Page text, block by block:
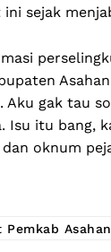
ini sejak
Aku gak tau
Isu itu bang,
dan oknum
Pemkab Asahan